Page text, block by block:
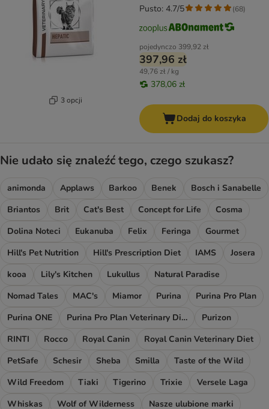
3 opcji
pojedynczo 399,92 zł
397,96 zł
49,76 zł / kg
378,06 zł
Pusto: 4.7/5 (68)
Dodaj do koszyka
Nie udało się znaleźć tego, czego szukasz?
animonda Applaws Barkoo Benek
Bosch i Sanabelle
Briantos
Brit Cat's Best Concept for Life
Cosma
Dolina Noteci
Eukanuba Felix Feringa
Gourmet
Hill's Pet Nutrition
Hill's Prescription Diet IAMS
Josera
kooa
Lily's Kitchen Lukullus
Natural Paradise
Nomad Tales
MAC's Miamor Purina
Purina Pro Plan
Purina ONE
Purina Pro Plan Veterinary Diets
Purizon
RINTI
Rocco Royal Canin
Royal Canin Veterinary Diet
PetSafe
Schesir Sheba Smilla
Taste of the Wild
Wild Freedom
Tiaki Tigerino Trixie
Versele Laga
Whiskas
Wolf of Wilderness Nasze ulubione marki